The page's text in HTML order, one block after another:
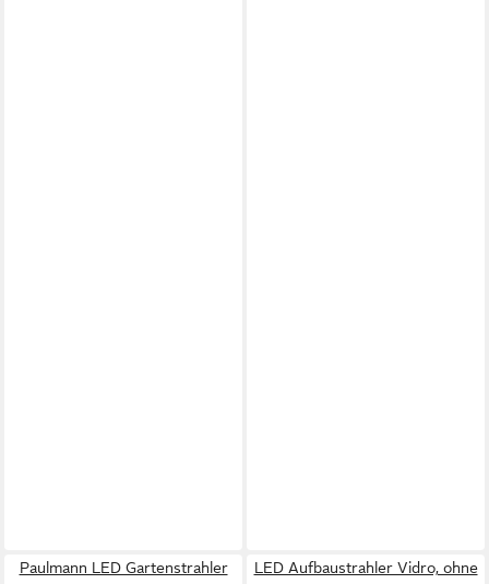
Paulmann LED Gartenstrahler
LED Aufbaustrahler Vidro, ohne